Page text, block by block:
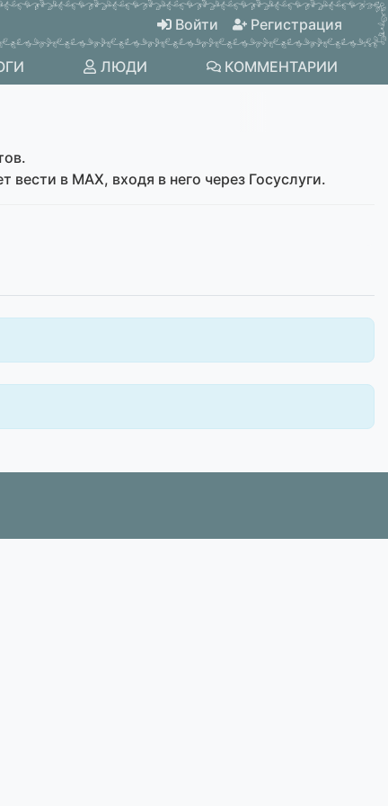
Войти Регистрация
ЛЮДИ КОММЕНТАРИИ
вести в МАХ, входя в него через Госуслуги.